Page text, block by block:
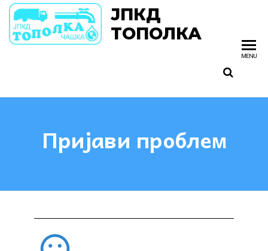
ЈПКД
ТОПОЛКА
MENU
Пријави проблем